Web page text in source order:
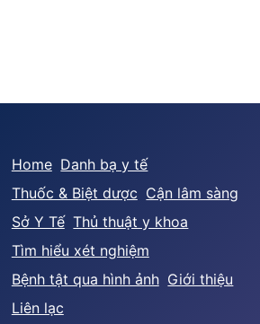
Home Danh bạ y tế
Thuốc & Biệt dược Cận lâm sàng
Sở Y Tế Thủ thuật y khoa
Tìm hiểu xét nghiệm
Bệnh tật qua hình ảnh Giới thiệu
Liên lạc